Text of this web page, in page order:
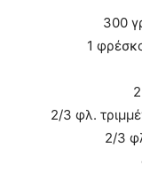
300
1
2/3 φλ.
2/3